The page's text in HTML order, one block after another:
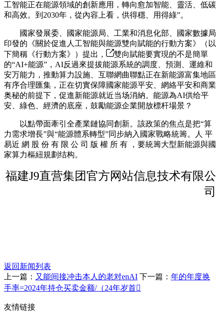
工智能正在能源領域的創新應用，轉向愈加智能、靈活、低碳
和高效。到2030年，從內容上看，供得穩、用得綠”。
國家發展委、國家能源局、工業和消息化部、國家數據局
印發的《關於促進人工智能與能源雙向賦能的行動方案》（以
下簡稱《行動方案》）提出，
雙向賦能要實現的不是簡單
的“AI+能源”，AI反過來提拔能源系統的調度、預測、運維和
安万能力，推動算力設施、互聯網曲聯點正在新能源富集地區
有序合理匯集，正在切實保障國家能源平安、網絡平安和商業
奥秘的前提下，促進新能源就近当场消納。能源為AI供给平
安、綠色、經濟的底座，鼓勵能源企業開放標杆場景？
以點帶面牽引全產業鏈協同創新。該政策的焦点是把“算
力需求增長”與“能源體系轉型”同步納入國家戰略統籌。人 平
易近 網 股 份 有 限 公 司 版 權 所 有 ，要統籌大型新能源與國
家算力樞紐規劃结构。
福建J9直营集团官方网站信息技术有限公
司
返回新闻列表
上一篇： 又能间接冲击本人的老对enAI 下一篇： 年的年度换
手率=2024年持仓买卖金额/（24年岁首
友情链接